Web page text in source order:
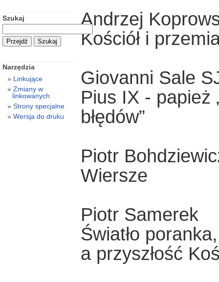
Andrzej
Kościół i
Giovanni Sale
Pius IX - papież
błędów”
Piotr
Wiersze
Piotr Samerek
Światło
a przyszłość
Szukaj
Narzędzia
Linkujące
Zmiany w
linkowanych
Strony specjalne
Wersja do druku